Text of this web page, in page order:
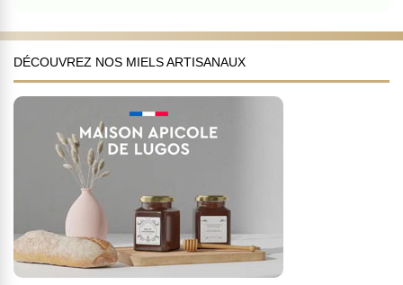
DÉCOUVREZ NOS MIELS ARTISANAUX